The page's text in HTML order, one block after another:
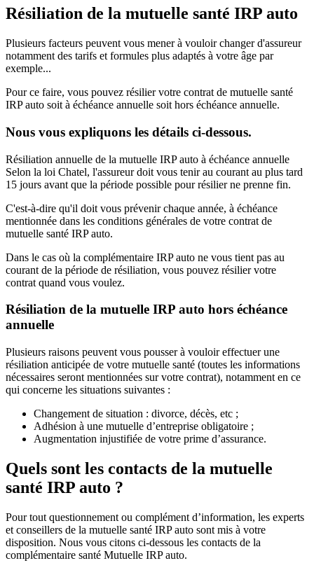
Résiliation de la mutuelle santé IRP auto
Plusieurs facteurs peuvent vous mener à vouloir changer d'assureur
notamment des tarifs et formules plus adaptés à votre âge par
exemple...
Pour ce faire, vous pouvez résilier votre contrat de mutuelle santé
IRP auto soit à échéance annuelle soit hors échéance annuelle.
Nous vous expliquons les détails ci-dessous.
Résiliation annuelle de la mutuelle IRP auto à échéance annuelle
Selon la loi Chatel, l'assureur doit vous tenir au courant au plus tard
15 jours avant que la période possible pour résilier ne prenne fin.
C'est-à-dire qu'il doit vous prévenir chaque année, à échéance
mentionnée dans les conditions générales de votre contrat de
mutuelle santé IRP auto.
Dans le cas où la complémentaire IRP auto ne vous tient pas au
courant de la période de résiliation, vous pouvez résilier votre
contrat quand vous voulez.
Résiliation de la mutuelle IRP auto hors échéance
annuelle
Plusieurs raisons peuvent vous pousser à vouloir effectuer une
résiliation anticipée de votre mutuelle santé (toutes les informations
nécessaires seront mentionnées sur votre contrat), notamment en ce
qui concerne les situations suivantes :
Changement de situation : divorce, décès, etc ;
Adhésion à une mutuelle d’entreprise obligatoire ;
Augmentation injustifiée de votre prime d’assurance.
Quels sont les contacts de la mutuelle
santé IRP auto ?
Pour tout questionnement ou complément d’information, les experts
et conseillers de la mutuelle santé IRP auto sont mis à votre
disposition. Nous vous citons ci-dessous les contacts de la
complémentaire santé Mutuelle IRP auto.